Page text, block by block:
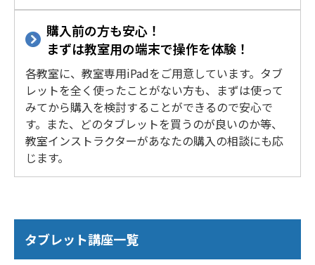
購入前の方も安心！
まずは教室用の端末で操作を体験！
各教室に、教室専用iPadをご用意しています。タブ
レットを全く使ったことがない方も、まずは使って
みてから購入を検討することができるので安心で
す。また、どのタブレットを買うのが良いのか等、
教室インストラクターがあなたの購入の相談にも応
じます。
タブレット講座一覧